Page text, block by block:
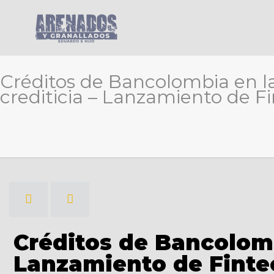
Créditos de Bancolombia en
crediticia – Lanzamiento de
Créditos de
Lanzamiento de